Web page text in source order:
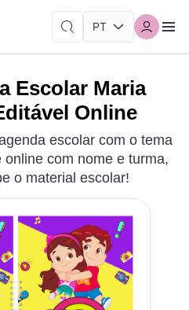
Escolar Maria
Online
escolar com o tema
online com nome e turma,
o material escolar!